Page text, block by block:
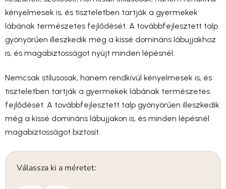
kényelmesek is, és tiszteletben tartják a gyermekek
lábának természetes fejlődését. A továbbfejlesztett talp
gyönyörűen illeszkedik még a kissé domináns lábujjakhoz
is, és magabiztosságot nyújt minden lépésnél.
Nemcsak stílusosak, hanem rendkívül kényelmesek is, és
tiszteletben tartják a gyermekek lábának természetes
fejlődését. A továbbfejlesztett talp gyönyörűen illeszkedik
még a kissé domináns lábujjakon is, és minden lépésnél
magabiztosságot biztosít.
Válassza ki a méretet: